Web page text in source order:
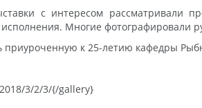
с интересом рассматривали
Многие фотографировали
приуроченную к 25-летию кафедры
3/2/3/{/gallery}